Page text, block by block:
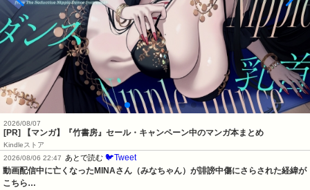
2026/08/07
[PR] 【マンガ】『竹書房』セール・キャンペーン中のマンガ本まとめ
Kindleストア
2026/08/06 22:47
あとで読む 🐦Tweet
動画配信中に亡くなったMINAさん（みなちゃん）が誹謗中傷にさらされた経緯が
こちら…